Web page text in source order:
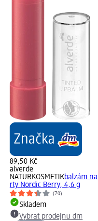
89,50 Kč
alverde
NATURKOSMETIKbalzám na
rty Nordic Berry, 4,6 g
(70)
Skladem
Vybrat prodejnu dm